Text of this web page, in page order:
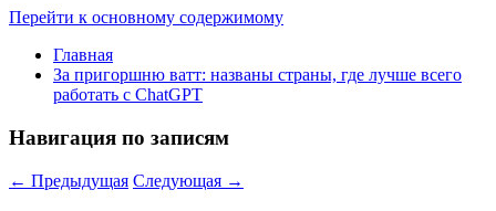
Перейти к основному содержимому
Главная
За пригоршню ватт: названы страны, где лучше всего
работать с ChatGPT
Навигация по записям
← Предыдущая Следующая →